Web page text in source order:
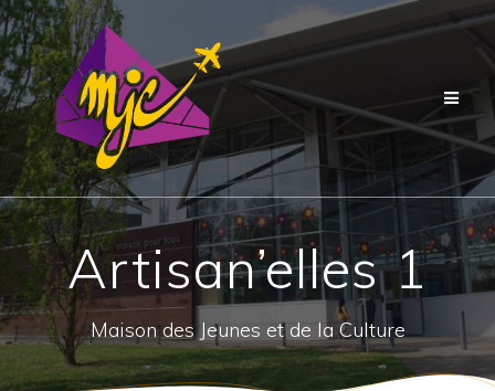
contenu
Artisan’elles 1
Maison des Jeunes et de la Culture